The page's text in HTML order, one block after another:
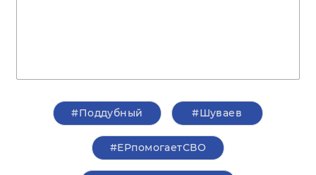
#Поддубный #Шуваев
#ЕРпомогаетСВО